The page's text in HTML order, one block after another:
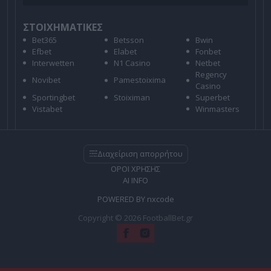
ΣΤΟΙΧΗΜΑΤΙΚΕΣ
Bet365 Betsson
Bwin
Efbet
Elabet
Fonbet
Interwetten
N1 Casino
Netbet
Novibet
Pamestoixima
Regency
Casino
Sportingbet
Stoiximan
Superbet
Vistabet
Winmasters
Διαχείριση απορρήτου
ΟΡΟΙ ΧΡΗΣΗΣ
AI INFO
POWERED BY nxcode
Copyright © 2026 FootballBet.gr